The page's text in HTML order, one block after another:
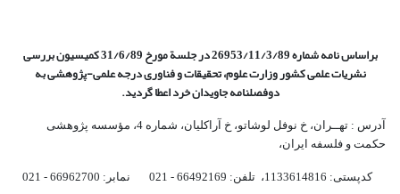
براساس نامه شماره 26953/11/3/89 در جلسة مورخ 31/6/89 کمیسیون
بررسی
نشریات علمی کشور وزارت علوم، تحقیقات و فناوری درجه علمی‌-پژوهشیبه
دوفصلنامه جاویدان خرد اعطا گردید.
آدرس : تهــران، خ نوفل لوشاتو، خ آراکلیان، شماره 4،‌ مؤسسه پژوهشی
حکمت و فلسفه ایران،‌
کدپستی: 1133614816، تلفن: 66492169 - 021 نمابر: 66962700 - 021